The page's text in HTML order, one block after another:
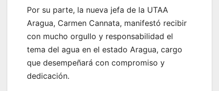
Por su parte, la nueva jefa de la UTAA
Aragua, Carmen Cannata, manifestó recibir
con mucho orgullo y responsabilidad el
tema del agua en el estado Aragua, cargo
que desempeñará con compromiso y
dedicación.